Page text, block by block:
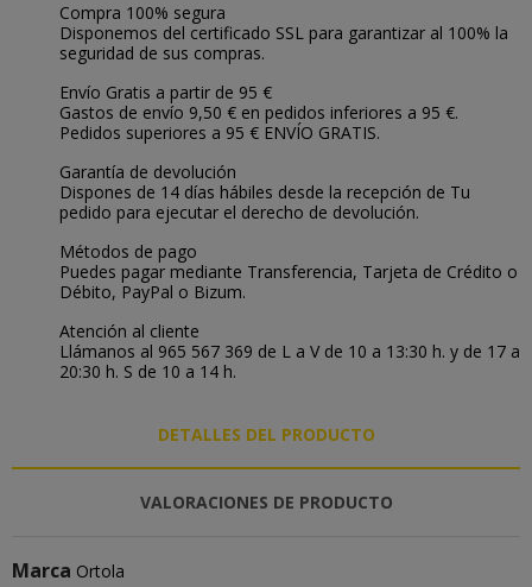
Compra 100% segura
Disponemos del certificado SSL para garantizar al 100% la
seguridad de sus compras.
Envío Gratis a partir de 95 €
Gastos de envío 9,50 € en pedidos inferiores a 95 €.
Pedidos superiores a 95 € ENVÍO GRATIS.
Garantía de devolución
Dispones de 14 días hábiles desde la recepción de Tu
pedido para ejecutar el derecho de devolución.
Métodos de pago
Puedes pagar mediante Transferencia, Tarjeta de Crédito o
Débito, PayPal o Bizum.
Atención al cliente
Llámanos al 965 567 369 de L a V de 10 a 13:30 h. y de 17 a
20:30 h. S de 10 a 14 h.
DETALLES DEL PRODUCTO
VALORACIONES DE PRODUCTO
Marca Ortola